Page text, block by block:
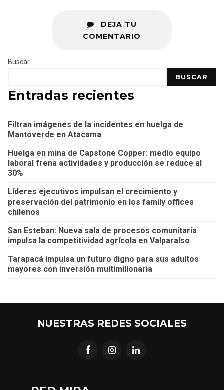
DEJA TU
COMENTARIO
Buscar
BUSCAR
Entradas recientes
Filtran imágenes de la incidentes en huelga de
Mantoverde en Atacama
Huelga en mina de Capstone Copper: medio equipo
laboral frena actividades y producción se reduce al
30%
Líderes ejecutivos impulsan el crecimiento y
preservación del patrimonio en los family offices
chilenos
San Esteban: Nueva sala de procesos comunitaria
impulsa la competitividad agrícola en Valparaíso
Tarapacá impulsa un futuro digno para sus adultos
mayores con inversión multimillonaria
NUESTRAS REDES SOCIALES